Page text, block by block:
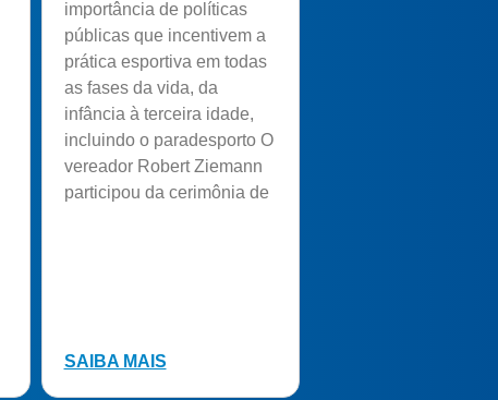
importância de políticas
públicas que incentivem a
prática esportiva em todas
as fases da vida, da
infância à terceira idade,
incluindo o paradesporto O
vereador Robert Ziemann
participou da cerimônia de
SAIBA MAIS